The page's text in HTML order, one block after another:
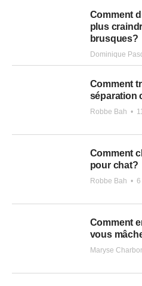
Comment
plus
brusques?
Dominique
Comment
séparation
Robbe Bah •
Comment
pour chat?
Robbe Bah • 6
Comment
vous
Maryse